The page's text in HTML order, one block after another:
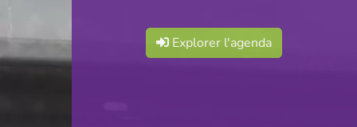
Explorer l'agenda